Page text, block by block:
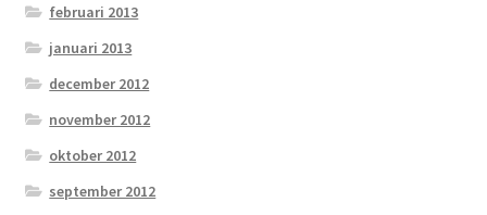
februari 2013
januari 2013
december 2012
november 2012
oktober 2012
september 2012